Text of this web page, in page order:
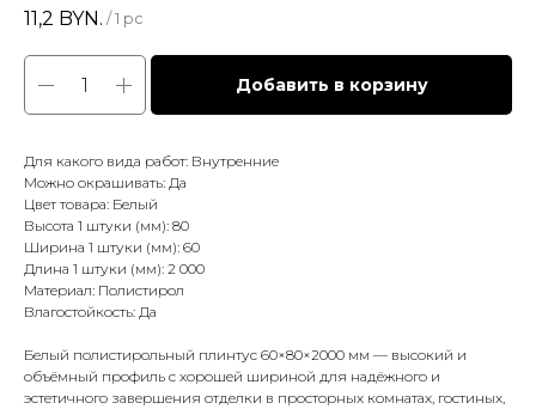
11,2 BYN. / 1 pc
Добавить в корзину
Для какого вида работ: Внутренние
Можно окрашивать: Да
Цвет товара: Белый
Высота 1 штуки (мм): 80
Ширина 1 штуки (мм): 60
Длина 1 штуки (мм): 2 000
Материал: Полистирол
Влагостойкость: Да
Белый полистирольный плинтус 60×80×2000 мм — высокий и
объёмный профиль с хорошей шириной для надёжного и
эстетичного завершения отделки в просторных комнатах, гостиных,